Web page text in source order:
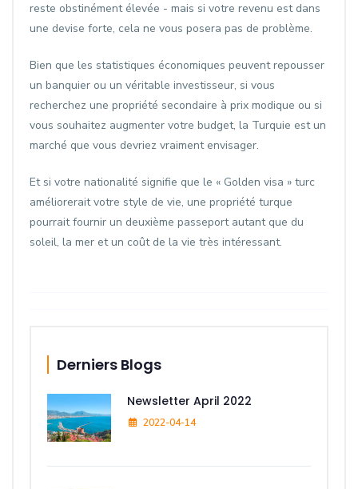
reste obstinément élevée - mais si votre revenu est dans
une devise forte, cela ne vous posera pas de problème.
Bien que les statistiques économiques peuvent repousser
un banquier ou un véritable investisseur, si vous
recherchez une propriété secondaire à prix modique ou si
vous souhaitez augmenter votre budget, la Turquie est un
marché que vous devriez vraiment envisager.
Et si votre nationalité signifie que le « Golden visa » turc
améliorerait votre style de vie, une propriété turque
pourrait fournir un deuxième passeport autant que du
soleil, la mer et un coût de la vie très intéressant.
Derniers Blogs
Newsletter April 2022
2022-04-14